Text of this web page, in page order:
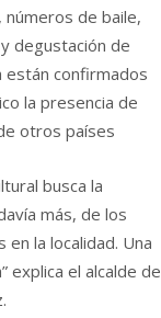
números de baile,
degustación de
están confirmados
la presencia de
otros países
busca la
más, de los
la localidad. Una
explica el alcalde de